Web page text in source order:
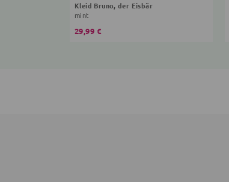
Kleid Bruno, der Eisbär
mint
29,99 €